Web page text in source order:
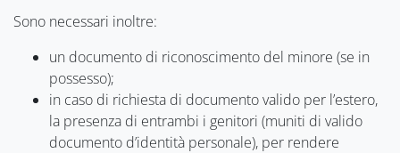
Sono necessari inoltre:
un documento di riconoscimento del minore (se in
possesso);
in caso di richiesta di documento valido per l’estero,
la presenza di entrambi i genitori (muniti di valido
documento d’identità personale), per rendere